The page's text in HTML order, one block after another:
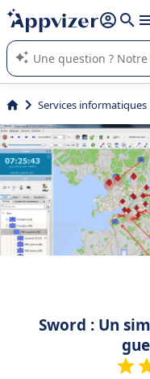
répondre (plusieurs lignes
L'IA de Appvizer vous
logiciel SaaS en entreprise.
Services informatiques
Sword : Un